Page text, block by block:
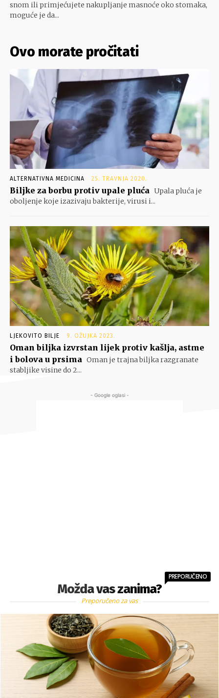
snom ili primjećujete nakupljanje masnoće oko stomaka,
moguće je da...
Ovo morate pročitati
ALTERNATIVNA MEDICINA 25. TRAVNJA 2020.
Biljke za borbu protiv upale pluća Upala pluća je
oboljenje koje izazivaju bakterije, virusi i...
LJEKOVITO BILJE 9. OŽUJKA 2023.
Oman biljka izvrstan lijek protiv kašlja, astme
i bolova u prsima Oman je trajna biljka razgranate
stabljike visine do 2...
- Google oglasi -
Možda vas zanima?
PREPORUČENO
Preporučeno za vas